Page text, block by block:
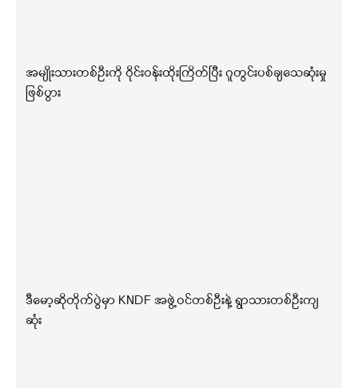
အမျိုးသားတစ်ဦးကို ဝိုင်းဝန်းထိုးကြိတ်ပြီး ဂူတွင်းပစ်ချသေဆုံးမှု
ဖြစ်ပွား
ဒီမော့ဆိုတိုက်ပွဲမှာ KNDF အဖွဲ့ဝင်တစ်ဦးနဲ့ ရွာသားတစ်ဦးကျ
ဆုံး